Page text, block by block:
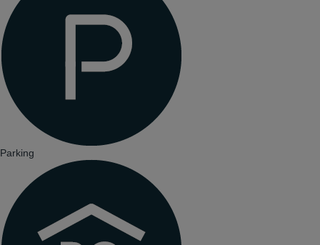
Parking